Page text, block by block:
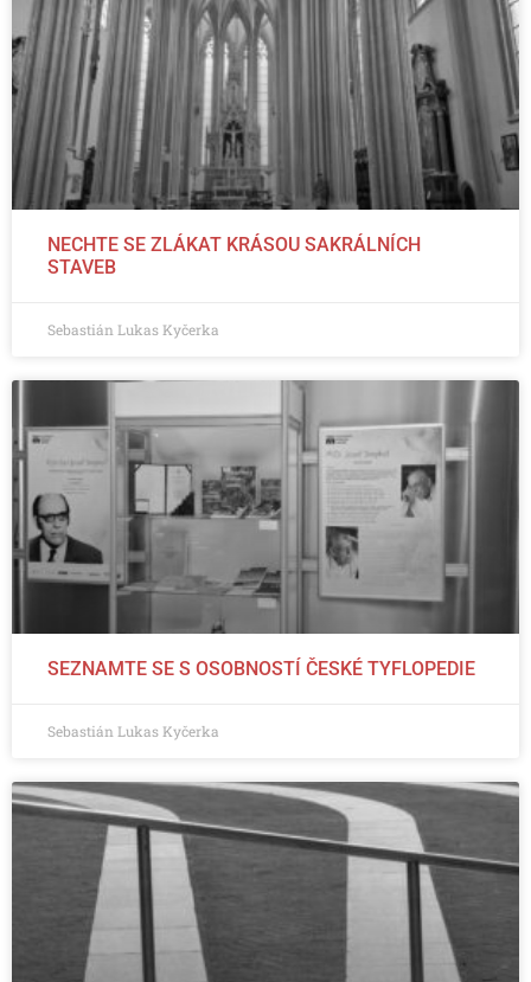
NECHTE SE ZLÁKAT KRÁSOU SAKRÁLNÍCH
STAVEB
Sebastián Lukas Kyčerka
SEZNAMTE SE S OSOBNOSTÍ ČESKÉ TYFLOPEDIE
Sebastián Lukas Kyčerka